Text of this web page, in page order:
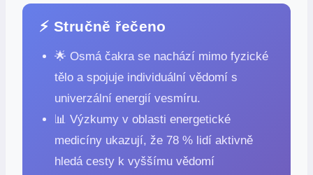
⚡ Stručně řečeno
🌟 Osmá čakra se nachází mimo fyzické
tělo a spojuje individuální vědomí s
univerzální energií vesmíru.
📊 Výzkumy v oblasti energetické
medicíny ukazují, že 78 % lidí aktivně
hledá cesty k vyššímu vědomí